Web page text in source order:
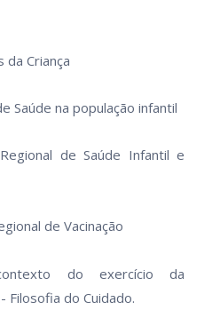
da Criança
Saúde na população infantil
de Saúde Infantil e
de Vacinação
do exercício da
do Cuidado.